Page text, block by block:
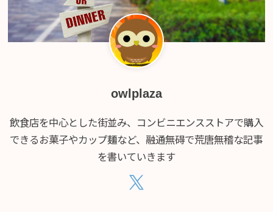
owlplaza
飲食店を中心とした街並み、コンビニエンスストアで購入
できるお菓子やカップ麺など、融通無碍で荒唐無稽な記事
を書いていきます